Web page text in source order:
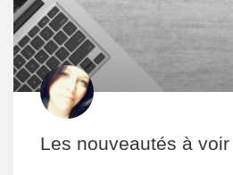
Les nouveautés à